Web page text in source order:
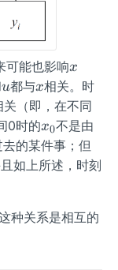
可能也影响x
x
u
u都与x
x相关。时
（即，在不同
0时的x _
{0}
x0不是由
的某件事；但
如上所述，时刻
种关系是相互的